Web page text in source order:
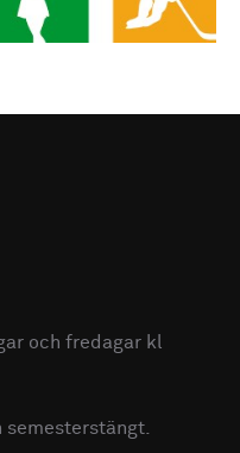
och fredagar kl
semesterstängt.